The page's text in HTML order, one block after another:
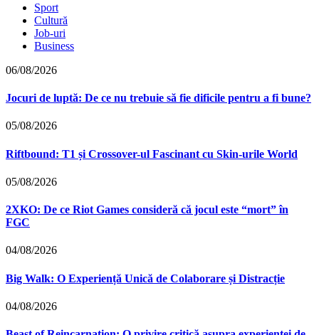
Sport
Cultură
Job-uri
Business
06/08/2026
Jocuri de luptă: De ce nu trebuie să fie dificile pentru a fi bune?
05/08/2026
Riftbound: T1 și Crossover-ul Fascinant cu Skin-urile World
05/08/2026
2XKO: De ce Riot Games consideră că jocul este “mort” în
FGC
04/08/2026
Big Walk: O Experiență Unică de Colaborare și Distracție
04/08/2026